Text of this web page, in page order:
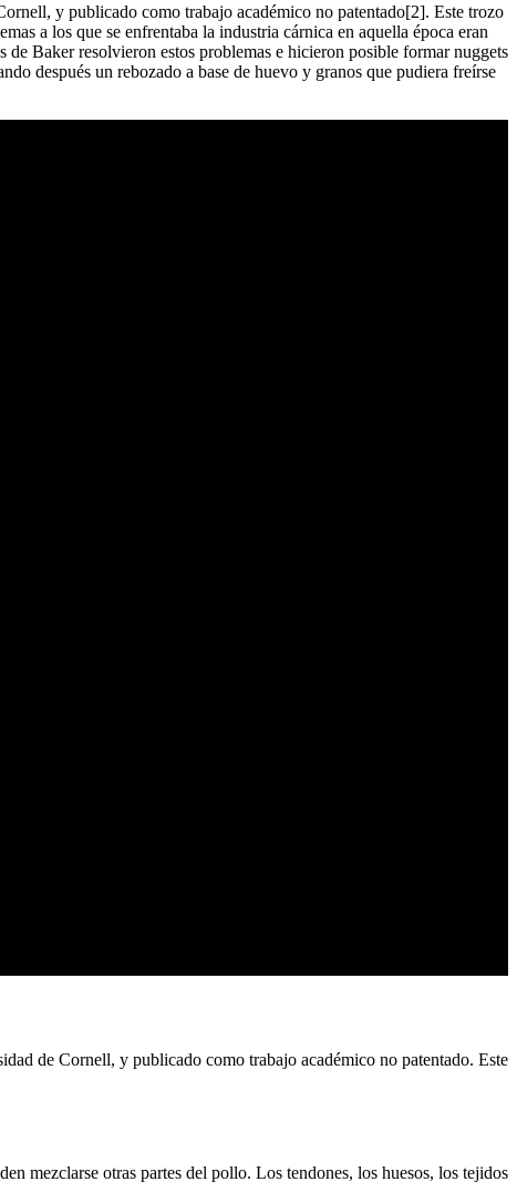
y publicado como trabajo académico no patentado[2]. Este trozo
a los que se enfrentaba la industria cárnica en aquella época eran
Baker resolvieron estos problemas e hicieron posible formar nuggets
después un rebozado a base de huevo y granos que pudiera freírse
de Cornell, y publicado como trabajo académico no patentado. Este
mezclarse otras partes del pollo. Los tendones, los huesos, los tejidos